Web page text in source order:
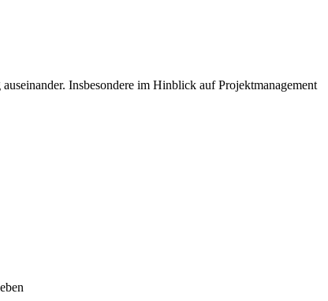
Insbesondere im Hinblick auf Projektmanagement